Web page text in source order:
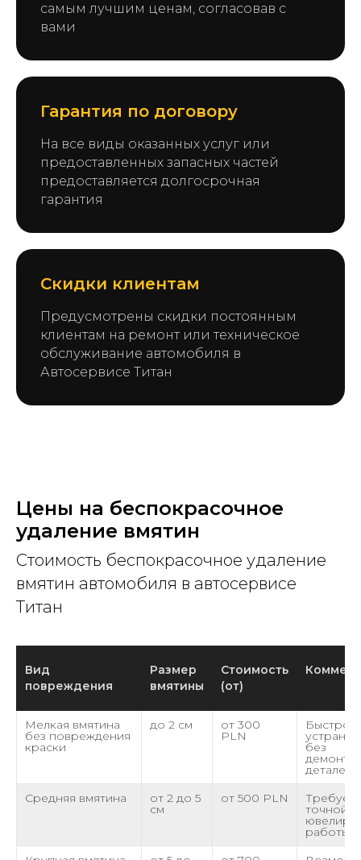
самым лучшим ценам, согласовав с
вами
Гарантия по договору
На все виды оказанных услуг или
предоставленных запасных частей
предоставляется долгосрочная
гарантия
Скидки клиентам
Предусмотрены скидки постоянным
клиентам на ремонт или техническое
обслуживание автомобиля в
Автосервисе Титан
Цены на беспокрасочное
удаление вмятин
Стоимость беспокрасочное удаление
вмятин автомобиля в автосервисе
Титан
Вид
повреждения
Размер
вмятины
Стоимость
(от)
Мелкая вмятина
без повреждения
краски
до 2 см от 300
PLN
Быстрое
без
деталей
Средняя вмятина
от 2 до 5
см
от 500 PLN Требует
точной
работы